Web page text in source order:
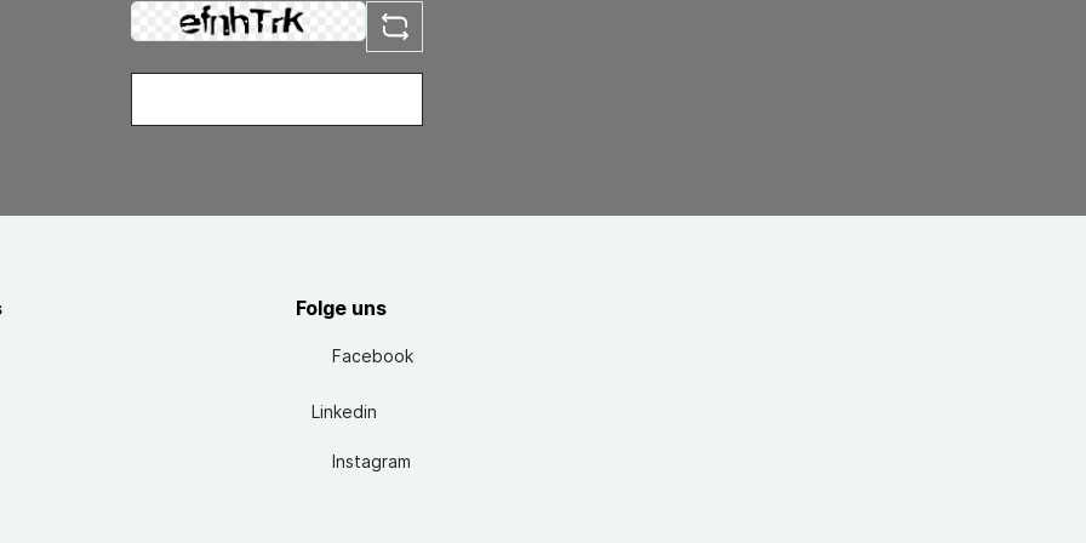
Folge uns
Facebook
Linkedin
Instagram